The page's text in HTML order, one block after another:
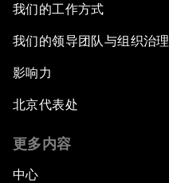
我们的工作方式
我们的领导团队与组织治理
影响力
北京代表处
更多内容
中心